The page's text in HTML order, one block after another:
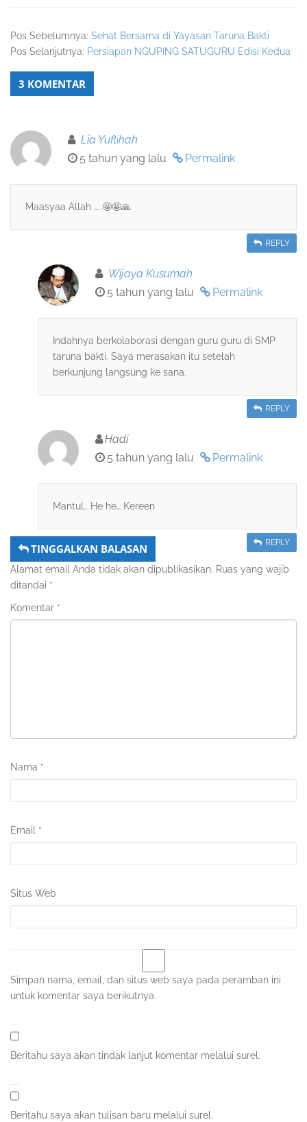
Pos Sebelumnya: Sehat Bersama di Yayasan Taruna Bakti
Pos Selanjutnya: Persiapan NGUPING SATUGURU Edisi Kedua
3 KOMENTAR
Lia Yuflihah
5 tahun yang lalu
Permalink
Maasyaa Allah …..🤩🤩🙏
REPLY
Wijaya Kusumah
5 tahun yang lalu
Permalink
Indahnya berkolaborasi dengan guru guru di SMP
taruna bakti. Saya merasakan itu setelah
berkunjung langsung ke sana.
REPLY
Hadi
5 tahun yang lalu
Permalink
Mantul.. He he… Kereen
REPLY
TINGGALKAN BALASAN
Alamat email Anda tidak akan dipublikasikan. Ruas yang wajib
ditandai *
Komentar *
Nama *
Email *
Situs Web
Simpan nama, email, dan situs web saya pada peramban ini
untuk komentar saya berikutnya.
Beritahu saya akan tindak lanjut komentar melalui surel.
Beritahu saya akan tulisan baru melalui surel.